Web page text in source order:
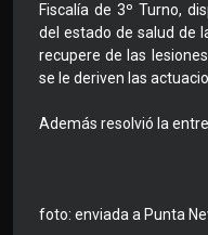
Fiscalía de 3º Turno,
del estado de salud de
recupere de las
se le deriven las
Además resolvió la
foto: enviada a Punta